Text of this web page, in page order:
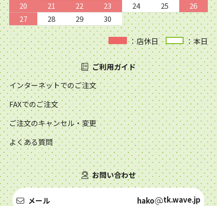
20
21 22 23 24 25
26
27
28 29 30
：店休日 ：本日
ご利用ガイド
インターネットでのご注文
FAXでのご注文
ご注文のキャンセル・変更
よくある質問
お問い合わせ
メール hako tk.wave.jp